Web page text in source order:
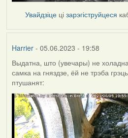
Увайдзіце цізарэгіструйцеся
Harrier- 05.06.2023 - 19:58
Выдатна, што (увечары) не
самка на гняздзе, ёй не трэба грэць
птушанят: